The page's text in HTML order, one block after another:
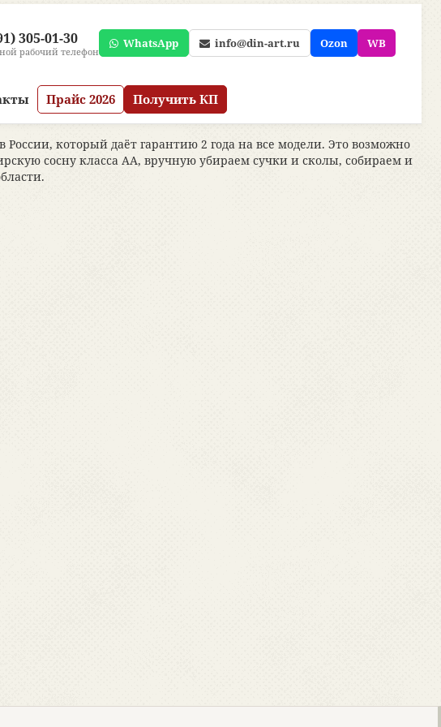
305-01-30
рабочий телефон
WhatsApp info@din-art.ru Ozon WB
Прайс 2026 Получить КП
который даёт гарантию 2 года на все модели. Это возможно
сосну класса АА, вручную убираем сучки и сколы, собираем и